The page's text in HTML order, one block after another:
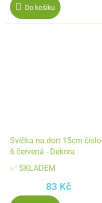
Do košíku
Svíčka na dort 15cm číslo
6 červená - Dekora
✅ SKLADEM
83 Kč